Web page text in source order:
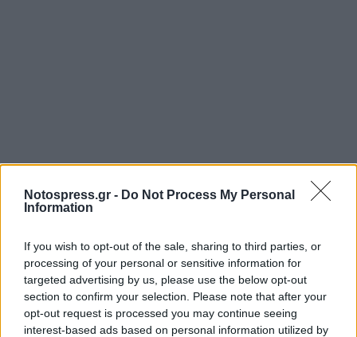
Notospress.gr - Do Not Process My Personal
Information
If you wish to opt-out of the sale, sharing to third parties, or
processing of your personal or sensitive information for
targeted advertising by us, please use the below opt-out
section to confirm your selection. Please note that after your
opt-out request is processed you may continue seeing
interest-based ads based on personal information utilized by
Σχετικά Άρθρα